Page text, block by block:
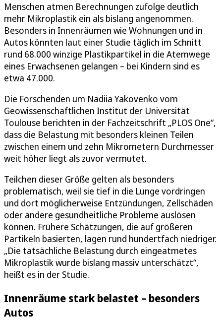
Menschen atmen Berechnungen zufolge deutlich
mehr Mikroplastik ein als bislang angenommen.
Besonders in Innenräumen wie Wohnungen und in
Autos könnten laut einer Studie täglich im Schnitt
rund 68.000 winzige Plastikpartikel in die Atemwege
eines Erwachsenen gelangen – bei Kindern sind es
etwa 47.000.
Die Forschenden um Nadiia Yakovenko vom
Geowissenschaftlichen Institut der Universität
Toulouse berichten in der Fachzeitschrift „PLOS One“,
dass die Belastung mit besonders kleinen Teilen
zwischen einem und zehn Mikrometern Durchmesser
weit höher liegt als zuvor vermutet.
Teilchen dieser Größe gelten als besonders
problematisch, weil sie tief in die Lunge vordringen
und dort möglicherweise Entzündungen, Zellschäden
oder andere gesundheitliche Probleme auslösen
können. Frühere Schätzungen, die auf größeren
Partikeln basierten, lagen rund hundertfach niedriger.
„Die tatsächliche Belastung durch eingeatmetes
Mikroplastik wurde bislang massiv unterschätzt“,
heißt es in der Studie.
Innenräume stark belastet – besonders
Autos